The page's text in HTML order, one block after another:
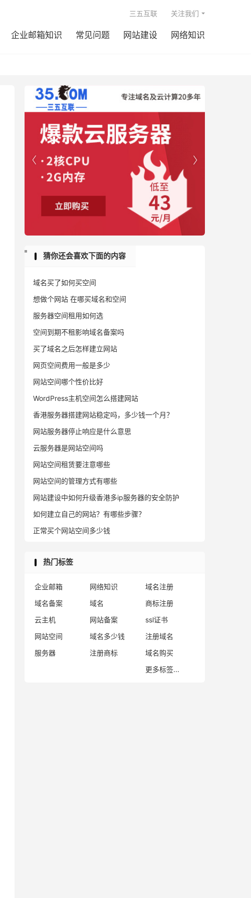
企业邮箱知识 常见问题 网站建设 网络知识
三五互联 关注我们


猜你还会喜欢下面的内容
域名买了如何买空间
想做个网站 在哪买域名和空间
服务器空间租用如何选
空间到期不租影响域名备案吗
买了域名之后怎样建立网站
网页空间费用一般是多少
网站空间哪个性价比好
WordPress主机空间怎么搭建网站
香港服务器搭建网站稳定吗，多少钱一个月？
网站服务器停止响应是什么意思
云服务器是网站空间吗
网站空间租赁要注意哪些
网站空间的管理方式有哪些
网站建设中如何升级香港多ip服务器的安全防护
如何建立自己的网站？有哪些步骤？
正常买个网站空间多少钱
热门标签
企业邮箱 网络知识
域名注册
域名备案
域名
商标注册
云主机
网站备案
ssl证书
网站空间
域名多少钱
注册域名
服务器
注册商标
域名购买
更多标签...